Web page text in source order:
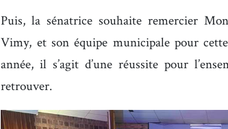
Puis, la sénatrice souhaite remercier
Vimy, et son équipe municipale pour
année, il s’agit d’une réussite pour
retrouver.